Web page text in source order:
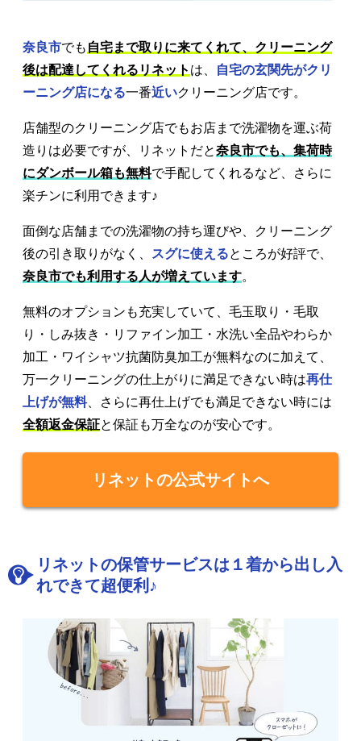
奈良市でも 自宅まで取りに来てくれて、クリーニング
後は配達してくれるリネット は、
自宅の玄関先がクリ
ーニング店になる一番近いクリーニング店です。
店舗型のクリーニング店でもお店まで洗濯物を運ぶ荷
造りは必要ですが、リネットだと奈良市でも、集荷時
にダンボール箱も無料で手配してくれるなど、さらに
楽チンに利用できます♪
面倒な店舗までの洗濯物の持ち運びや、クリーニング
後の引き取りがなく、
スグに使えるところが好評で、
奈良市でも利用する人が増えています。
無料のオプションも充実していて、毛玉取り・毛取
り・しみ抜き・リファイン加工・水洗い全品やわらか
加工・ワイシャツ抗菌防臭加工が無料なのに加えて、
万一クリーニングの仕上がりに満足できない時は再仕
上げが無料、さらに再仕上げでも満足できない時には
全額返金保証と保証も万全なのが安心です。
リネットの公式サイトへ
リネットの保管サービスは１着から出し入
れできて超便利♪